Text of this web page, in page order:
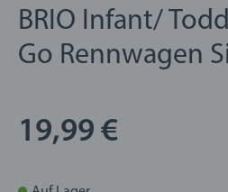
BRIO Infant/
Go Rennwagen
19,99 €